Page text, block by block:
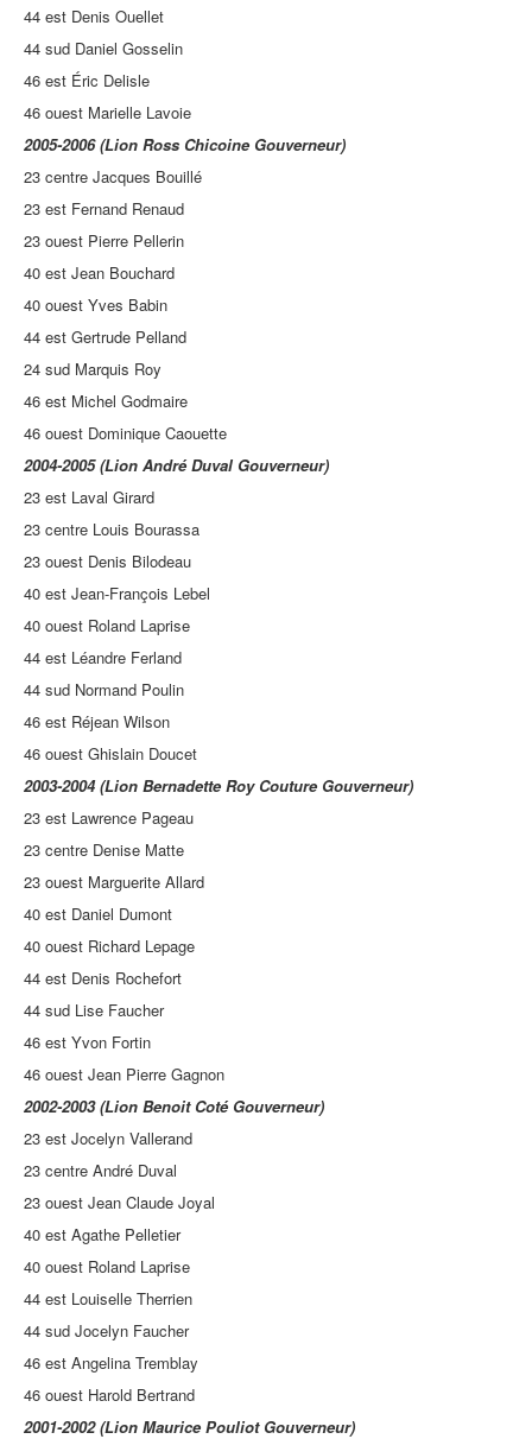
44 est Denis Ouellet
44 sud Daniel Gosselin
46 est Éric Delisle
46 ouest Marielle Lavoie
2005-2006 (Lion Ross Chicoine Gouverneur)
23 centre Jacques Bouillé
23 est Fernand Renaud
23 ouest Pierre Pellerin
40 est Jean Bouchard
40 ouest Yves Babin
44 est Gertrude Pelland
24 sud Marquis Roy
46 est Michel Godmaire
46 ouest Dominique Caouette
2004-2005 (Lion André Duval Gouverneur)
23 est Laval Girard
23 centre Louis Bourassa
23 ouest Denis Bilodeau
40 est Jean-François Lebel
40 ouest Roland Laprise
44 est Léandre Ferland
44 sud Normand Poulin
46 est Réjean Wilson
46 ouest Ghislain Doucet
2003-2004 (Lion Bernadette Roy Couture Gouverneur)
23 est Lawrence Pageau
23 centre Denise Matte
23 ouest Marguerite Allard
40 est Daniel Dumont
40 ouest Richard Lepage
44 est Denis Rochefort
44 sud Lise Faucher
46 est Yvon Fortin
46 ouest Jean Pierre Gagnon
2002-2003 (Lion Benoit Coté Gouverneur)
23 est Jocelyn Vallerand
23 centre André Duval
23 ouest Jean Claude Joyal
40 est Agathe Pelletier
40 ouest Roland Laprise
44 est Louiselle Therrien
44 sud Jocelyn Faucher
46 est Angelina Tremblay
46 ouest Harold Bertrand
2001-2002 (Lion Maurice Pouliot Gouverneur)